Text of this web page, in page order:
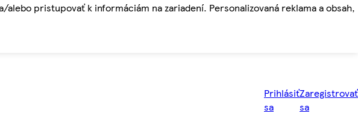
pristupovať k informáciám na zariadení. Personalizovaná reklama a obsah,
Prihlásiť
sa
Zaregistrovať
sa